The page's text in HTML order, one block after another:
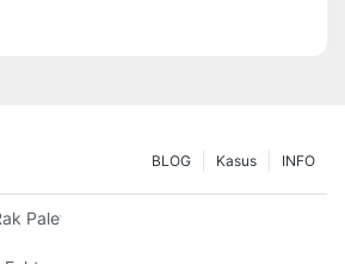
INFO
Kasus
BLOG
Palet: Tren Sareng Inovasi